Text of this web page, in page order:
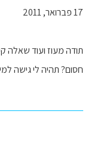
17 פברואר, 2011
תודה מעוז ועוד שאלה
חסום? תהיה לי גישה